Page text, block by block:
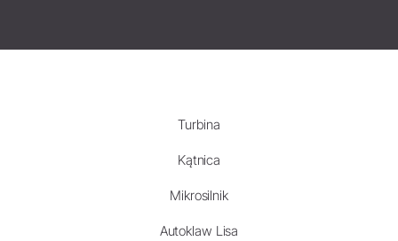
Turbina
Kątnica
Mikrosilnik
Autoklaw Lisa